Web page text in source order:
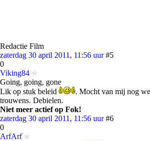
Redactie Film
zaterdag 30 april 2011, 11:56 uur #5
0
Viking84
Going, going, gone
Lik op stuk beleid
. Mocht van mij nog
trouwens. Debielen.
Niet meer actief op Fok!
zaterdag 30 april 2011, 11:56 uur #6
0
ArfArf